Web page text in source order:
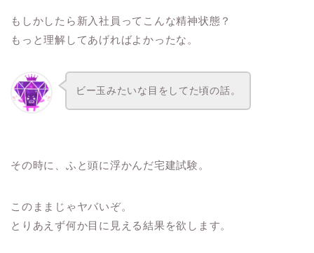
もしかしたら新入社員ってこんな精神状態？
もっと理解してあげればよかったな。
ビー玉みたいな目をしてた頃の話。
その時に、ふと頭に浮かんだ宅建試験。
このままじゃヤバいぞ。
とりあえず何か目に見える結果を欲します。